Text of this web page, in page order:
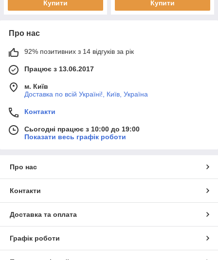
Купити Купити
Про нас
92% позитивних з 14 відгуків за рік
Працює з 13.06.2017
м. Київ
Доставка по всій Україні!, Київ, Україна
Контакти
Сьогодні працює з 10:00 до 19:00
Показати весь графік роботи
Про нас
Контакти
Доставка та оплата
Графік роботи